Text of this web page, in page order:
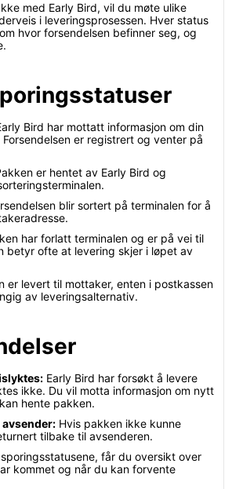
med Early Bird, vil du møte ulike
i leveringsprosessen. Hver status
hvor forsendelsen befinner seg, og
Bird har mottatt informasjon om din
er registrert og venter på
er hentet av Early Bird og
blir sortert på terminalen for å
har forlatt terminalen og er på vei til
betyr ofte at levering skjer i løpet av
er levert til mottaker, enten i postkassen
av leveringsalternativ.
Early Bird har forsøkt å levere
ikke. Du vil motta informasjon om nytt
hente pakken.
Hvis pakken ikke kunne
tilbake til avsenderen.
får du oversikt over
kommet og når du kan forvente